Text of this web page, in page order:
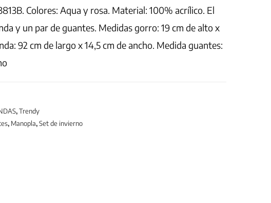
Colores: Aqua y rosa. Material: 100% acrílico. El
y un par de guantes. Medidas gorro: 19 cm de alto x
92 cm de largo x 14,5 cm de ancho. Medida guantes:
,Trendy
, Manopla,Set de invierno